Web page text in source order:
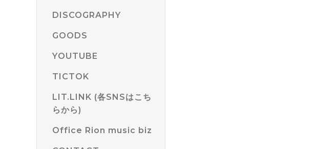
DISCOGRAPHY
GOODS
YOUTUBE
TICTOK
LIT.LINK (各SNSはこち
らから)
Office Rion music biz